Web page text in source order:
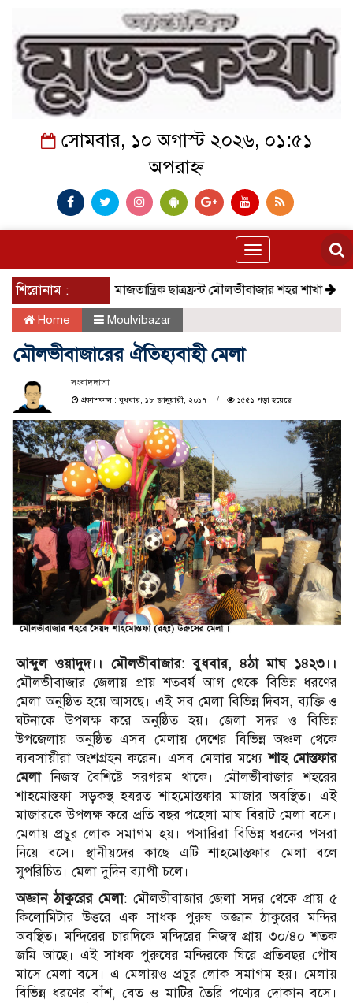
সোমবার, ১০ অগাস্ট ২০২৬, ০১:৫১
অপরাহ্ন
Toggle
navigation
শিরোনাম :সমাজতান্ত্রিক ছাত্রফ্রন্ট মৌলভীবাজার শহর শাখা কেমন আছে
Home Moulvibazar
মৌলভীবাজারের ঐতিহ্যবাহী মেলা
সংবাদদাতা
প্রকাশকাল : বুধবার, ১৮ জানুয়ারী, ২০১৭
১৫৫১ পড়া হয়েছে
আব্দুল ওয়াদুদ।। মৌলভীবাজার: বুধবার, ৪ঠা মাঘ ১৪২৩।।
মৌলভীবাজার জেলায় প্রায় শতবর্ষ আগ থেকে বিভিন্ন ধরণের
মেলা অনুষ্ঠিত হয়ে আসছে। এই সব মেলা বিভিন্ন দিবস, ব্যক্তি ও
ঘটনাকে উপলক্ষ করে অনুষ্ঠিত হয়। জেলা সদর ও বিভিন্ন
উপজেলায় অনুষ্ঠিত এসব মেলায় দেশের বিভিন্ন অঞ্চল থেকে
ব্যবসায়ীরা অংশগ্রহন করেন। এসব মেলার মধ্যেশাহ মোস্তফার
মেলানিজস্ব বৈশিষ্টে সরগরম থাকে। মৌলভীবাজার শহরের
শাহমোস্তফা সড়কস্থ হযরত শাহমোস্তফার মাজার অবস্থিত। এই
মাজারকে উপলক্ষ করে প্রতি বছর পহেলা মাঘ বিরাট মেলা বসে।
মেলায় প্রচুর লোক সমাগম হয়। পসারিরা বিভিন্ন ধরনের পসরা
নিয়ে বসে। স্থানীয়দের কাছে এটি শাহমোস্তফার মেলা বলে
সুপরিচিত। মেলা দুদিন ব্যাপী চলে।
অজ্ঞান ঠাকুরের মেলা: মৌলভীবাজার জেলা সদর থেকে প্রায় ৫
কিলোমিটার উত্তরে এক সাধক পুরুষ অজ্ঞান ঠাকুরের মন্দির
অবস্থিত। মন্দিরের চারদিকে মন্দিরের নিজস্ব প্রায় ৩০/৪০ শতক
জমি আছে। এই সাধক পুরুষের মন্দিরকে ঘিরে প্রতিবছর পৌষ
মাসে মেলা বসে। এ মেলায়‌ও প্রচুর লোক সমাগম হয়। মেলায়
বিভিন্ন ধরণের বাঁশ, বেত ও মাটির তৈরি পণ্যের দোকান বসে।